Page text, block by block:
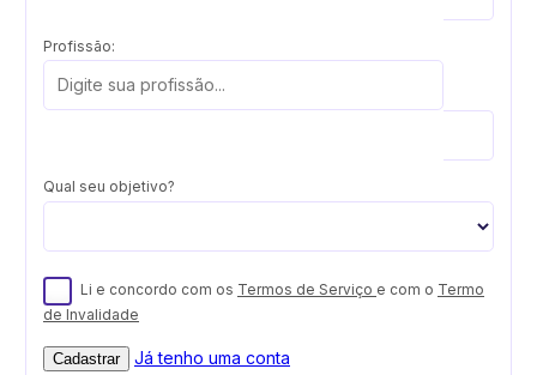
Profissão:
Qual seu objetivo?
Li e concordo com os Termos de Serviço e com o Termo
de Invalidade
Cadastrar Já tenho uma conta